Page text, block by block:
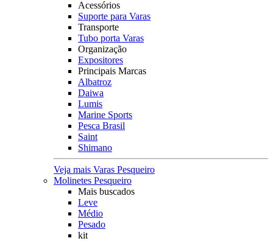
Acessórios
Suporte para Varas
Transporte
Tubo porta Varas
Organização
Expositores
Principais Marcas
Albatroz
Daiwa
Lumis
Marine Sports
Pesca Brasil
Saint
Shimano
Veja mais Varas Pesqueiro
Molinetes Pesqueiro
Mais buscados
Leve
Médio
Pesado
kit